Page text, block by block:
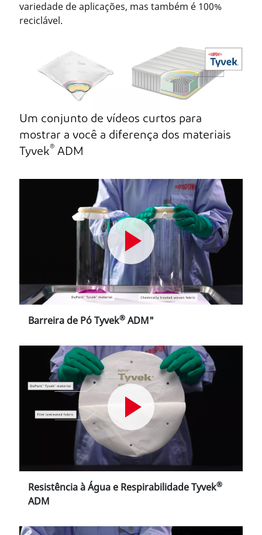
variedade de aplicações, mas também é 100%
reciclável.
Um conjunto de vídeos curtos para
mostrar a você a diferença dos materiais
Tyvek® ADM
Barreira de Pó Tyvek® ADM"
Resistência à Água e Respirabilidade Tyvek®
ADM